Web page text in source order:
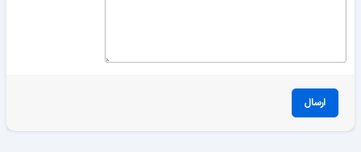
ارسال